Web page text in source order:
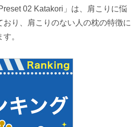
02 Katakori」は、肩こりに悩
おり、肩こりのない人の枕の特徴に
。